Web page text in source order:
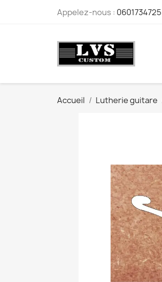
Appelez-nous : 0601734725
Accueil Lutherie guitare